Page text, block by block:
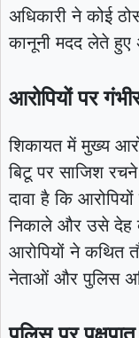
अधिकारी ने कोई
कानूनी मदद लेते हुए
आरोपियों पर
शिकायत में मुख्य
बिटू पर साजिश
दावा है कि
निकाले और उसे देह
आरोपियों ने कथित
नेताओं और पुलिस